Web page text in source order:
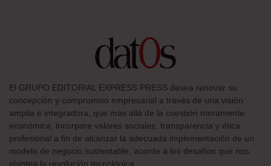
El GRUPO EDITORIAL EXPRESS PRESS desea renovar su
concepción y compromiso empresarial a través de una visión
amplia e integradora, que más allá de la cuestión meramente
económica, incorpore valores sociales, transparencia y ética
profesional a fin de alcanzar la adecuada implementación de un
modelo de negocio sustentable, acorde a los desafíos que nos
plantea la revolución tecnológica.